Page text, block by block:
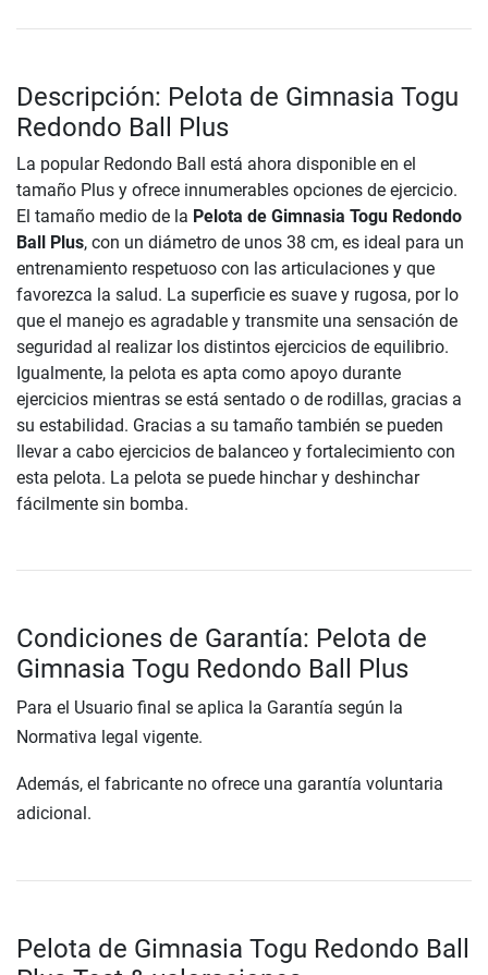
Descripción: Pelota de Gimnasia Togu
Redondo Ball Plus
La popular Redondo Ball está ahora disponible en el
tamaño Plus y ofrece innumerables opciones de ejercicio.
El tamaño medio de la Pelota de Gimnasia Togu Redondo
Ball Plus, con un diámetro de unos 38 cm, es ideal para un
entrenamiento respetuoso con las articulaciones y que
favorezca la salud. La superficie es suave y rugosa, por lo
que el manejo es agradable y transmite una sensación de
seguridad al realizar los distintos ejercicios de equilibrio.
Igualmente, la pelota es apta como apoyo durante
ejercicios mientras se está sentado o de rodillas, gracias a
su estabilidad. Gracias a su tamaño también se pueden
llevar a cabo ejercicios de balanceo y fortalecimiento con
esta pelota. La pelota se puede hinchar y deshinchar
fácilmente sin bomba.
Condiciones de Garantía: Pelota de
Gimnasia Togu Redondo Ball Plus
Para el Usuario final se aplica la Garantía según la
Normativa legal vigente.
Además, el fabricante no ofrece una garantía voluntaria
adicional.
Pelota de Gimnasia Togu Redondo Ball